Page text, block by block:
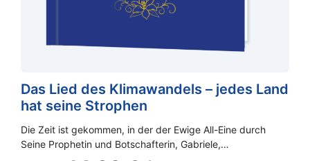
Das Lied des Klimawandels – jedes Land
hat seine Strophen
Die Zeit ist gekommen, in der der Ewige All-Eine durch
Seine Prophetin und Botschafterin, Gabriele,…